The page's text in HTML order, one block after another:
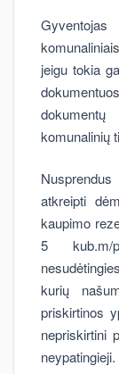
jeigu tokia
komunalinių
atkreipti
kaupimo
5
kurių
priskirtinos
nepriskirtini
neypatingieji.